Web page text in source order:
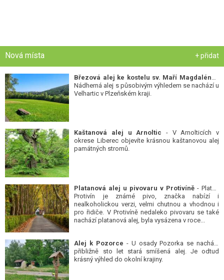
Nová místa + přidat
Březová alej ke kostelu sv. Maří Magdalény-
Nádherná alej s působivým výhledem se nachází u
Velhartic v Plzeňském kraji.
Kaštanová alej u Arnoltic - V Arnolticích v
okrese Liberec objevíte krásnou kaštanovou alej
památných stromů.
Platanová alej u pivovaru v Protivíně - Platan
Protivín je známé pivo, značka nabízí i
nealkoholickou verzi, velmi chutnou a vhodnou i
pro řidiče. V Protivíně nedaleko pivovaru se také
nachází platanová alej, byla vysázena v roce...
Alej k Pozorce - U osady Pozorka se nachází
přibližně sto let stará smíšená alej. Je odtud
krásný výhled do okolní krajiny.